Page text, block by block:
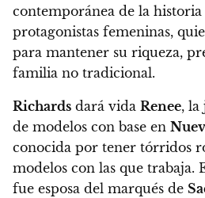
contemporánea de la historia
protagonistas femeninas,
para mantener su riqueza,
familia no tradicional.
Richards dará vida Renee, la
de modelos con base en
conocida por tener tórridos
modelos con las que trabaja.
fue esposa del marqués de